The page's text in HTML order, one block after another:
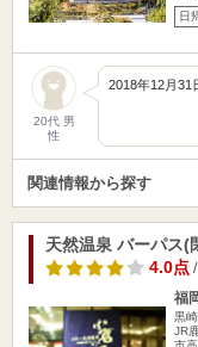
日
20代 男
性
2018年12月31
関連情報から探す
天然温泉 バーパス(
4.0点/
福
黒
JR